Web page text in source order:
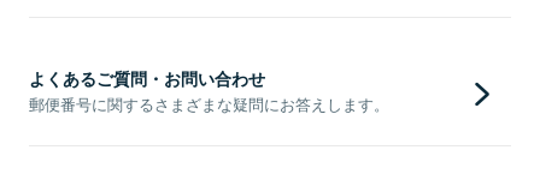
よくあるご質問・お問い合わせ
郵便番号に関するさまざまな疑問にお答えします。